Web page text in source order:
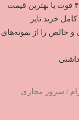
خالص را از
/ سرور مجازی